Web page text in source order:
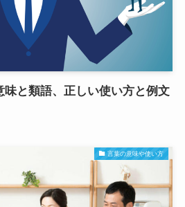
味と類語、正しい使い方と例文
言葉の意味や使い方